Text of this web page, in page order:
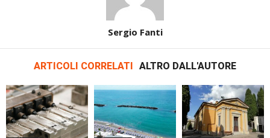
Sergio Fanti
ARTICOLI CORRELATI ALTRO DALL'AUTORE